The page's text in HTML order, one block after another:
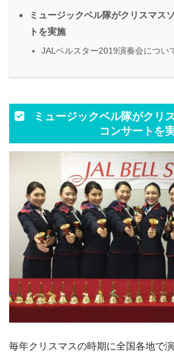
ミュージックベル隊がクリスマス
トを実施
JALベルスター2019演奏会につい
ミュージックベル隊がクリ
コンサートを
毎年クリスマスの時期に全国各地で